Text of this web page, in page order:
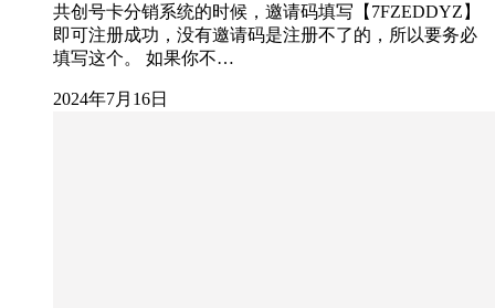
共创号卡分销系统的时候，邀请码填写【7FZEDDYZ】
即可注册成功，没有邀请码是注册不了的，所以要务必
填写这个。 如果你不…
2024年7月16日